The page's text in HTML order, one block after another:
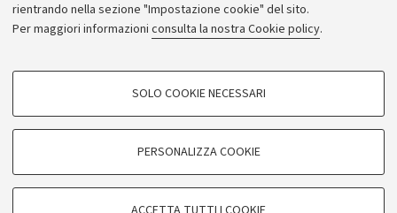
rientrando nella sezione "Impostazione cookie" del sito.
Per maggiori informazioni consulta la nostra Cookie policy.
COOKIE DI PROFILAZIONE - FACOLTATIVI
COOKIE TECNICI - NECESSARI
SOLO COOKIE NECESSARI
PERSONALIZZA COOKIE
Rassegna stampa
© Copyright 2026 - ALMA MATER STUDIORUM - Università di
Bologna - Via Zamboni, 33 - 40126 Bologna - PI: 01131710376 -
CF: 80007010376